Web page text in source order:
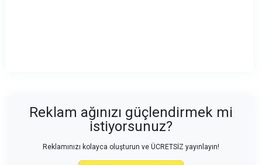
Reklam ağınızı güçlendirmek mi
istiyorsunuz?
Reklamınızı kolayca oluşturun ve ÜCRETSİZ yayınlayın!